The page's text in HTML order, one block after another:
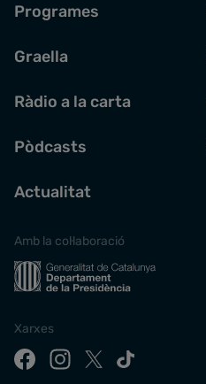
Programes
Graella
Ràdio a la carta
Pòdcasts
Actualitat
Amb la col·laboració
Xarxes